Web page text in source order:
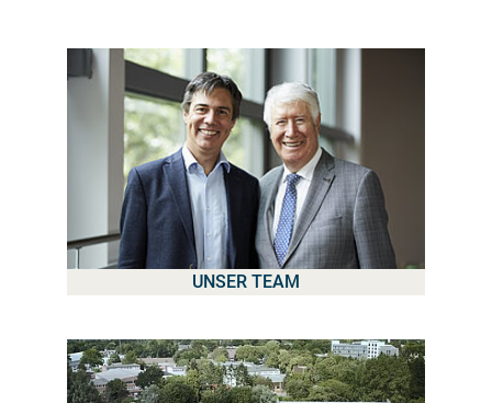
UNSER TEAM